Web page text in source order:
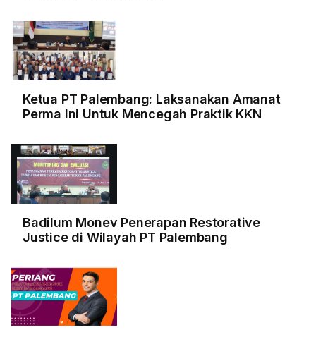
Ketua PT Palembang: Laksanakan Amanat
Perma Ini Untuk Mencegah Praktik KKN
Badilum Monev Penerapan Restorative
Justice di Wilayah PT Palembang